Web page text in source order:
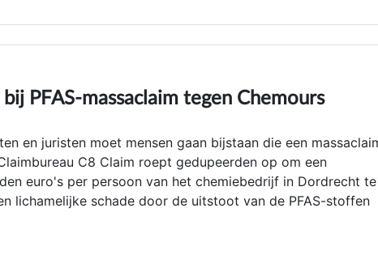
PFAS-massaclaim tegen Chemours
en juristen moet mensen gaan bijstaan die een
C8 Claim roept gedupeerden op om een
euro's per persoon van het chemiebedrijf in Dordrecht te
lichamelijke schade door de uitstoot van de PFAS-stoffen